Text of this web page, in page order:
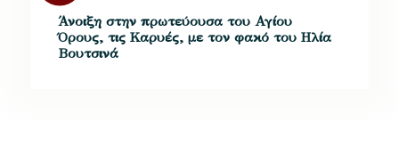
Άνοιξη στην πρωτεύουσα του Αγίου
Όρους, τις Καρυές, με τον φακό του Ηλία
Βουτσινά